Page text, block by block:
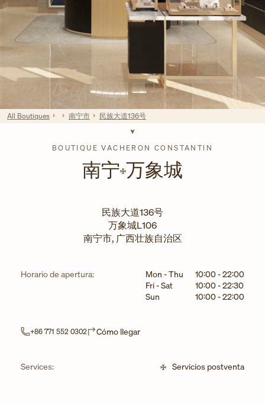
BOUTIQUE VACHERON CONSTANTIN
南宁 万象城
民族大道136号
万象城L106
南宁市, 广西壮族自治区
Horario de apertura: Día de la semanaHorarios
Mon - Thu 10:00-22:00
Fri - Sat
10:00-22:30
Sun
10:00-22:00
+86 771 552 0302 Cómo llegarLink Opens in New Tab
Services: Servicios postventa
All Boutiques 南宁市 民族大道136号